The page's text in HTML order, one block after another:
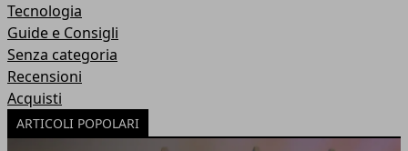
Tecnologia
Guide e Consigli
Senza categoria
Recensioni
Acquisti
ARTICOLI POPOLARI